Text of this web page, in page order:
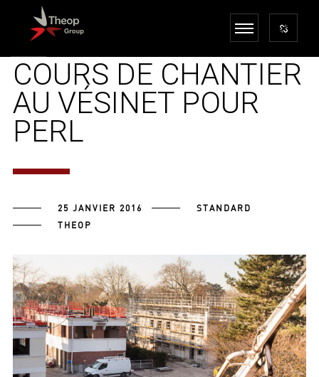
28 LOGEMENTS
EN
COURS DE CHANTIER
AU VÉSINET POUR
PERL
25 JANVIER 2016
STANDARD
THEOP